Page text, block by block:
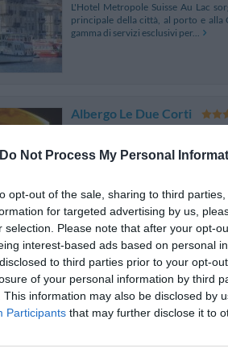
Do Not Process My Personal
opt-out of the sale, sharing to third
for targeted advertising by us,
selection. Please note that after your opt-
interest-based ads based on personal
to third parties prior to your opt-
of your personal information by third
This information may also be disclosed by
Participants that may further disclose it to
L'Hotel Metropole Suisse Au Lac
principale della città, al porto e alla
gamma di servizi esclusivi per...
Albergo Le Due Corti
L'Albergo Le Due Corti è un hotel
connubio raffinato dell'antico con
Il Loggiato Dei Serviti
Via Barelli 4,Como
Mappa
Il Loggiato dei Serviti è un
principali servizi del centro.